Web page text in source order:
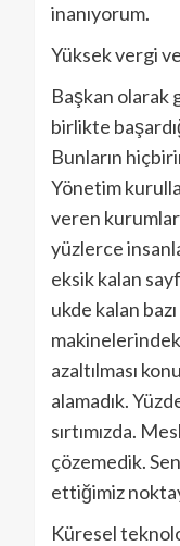
inanıyorum.
Yüksek vergi
Başkan olarak
birlikte
Bunların
Yönetim
veren
yüzlerce
eksik kalan
ukde kalan
azaltılması
alamadık.
sırtımızda.
çözemedik.
ettiğimiz
Küresel